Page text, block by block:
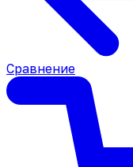
Сравнение